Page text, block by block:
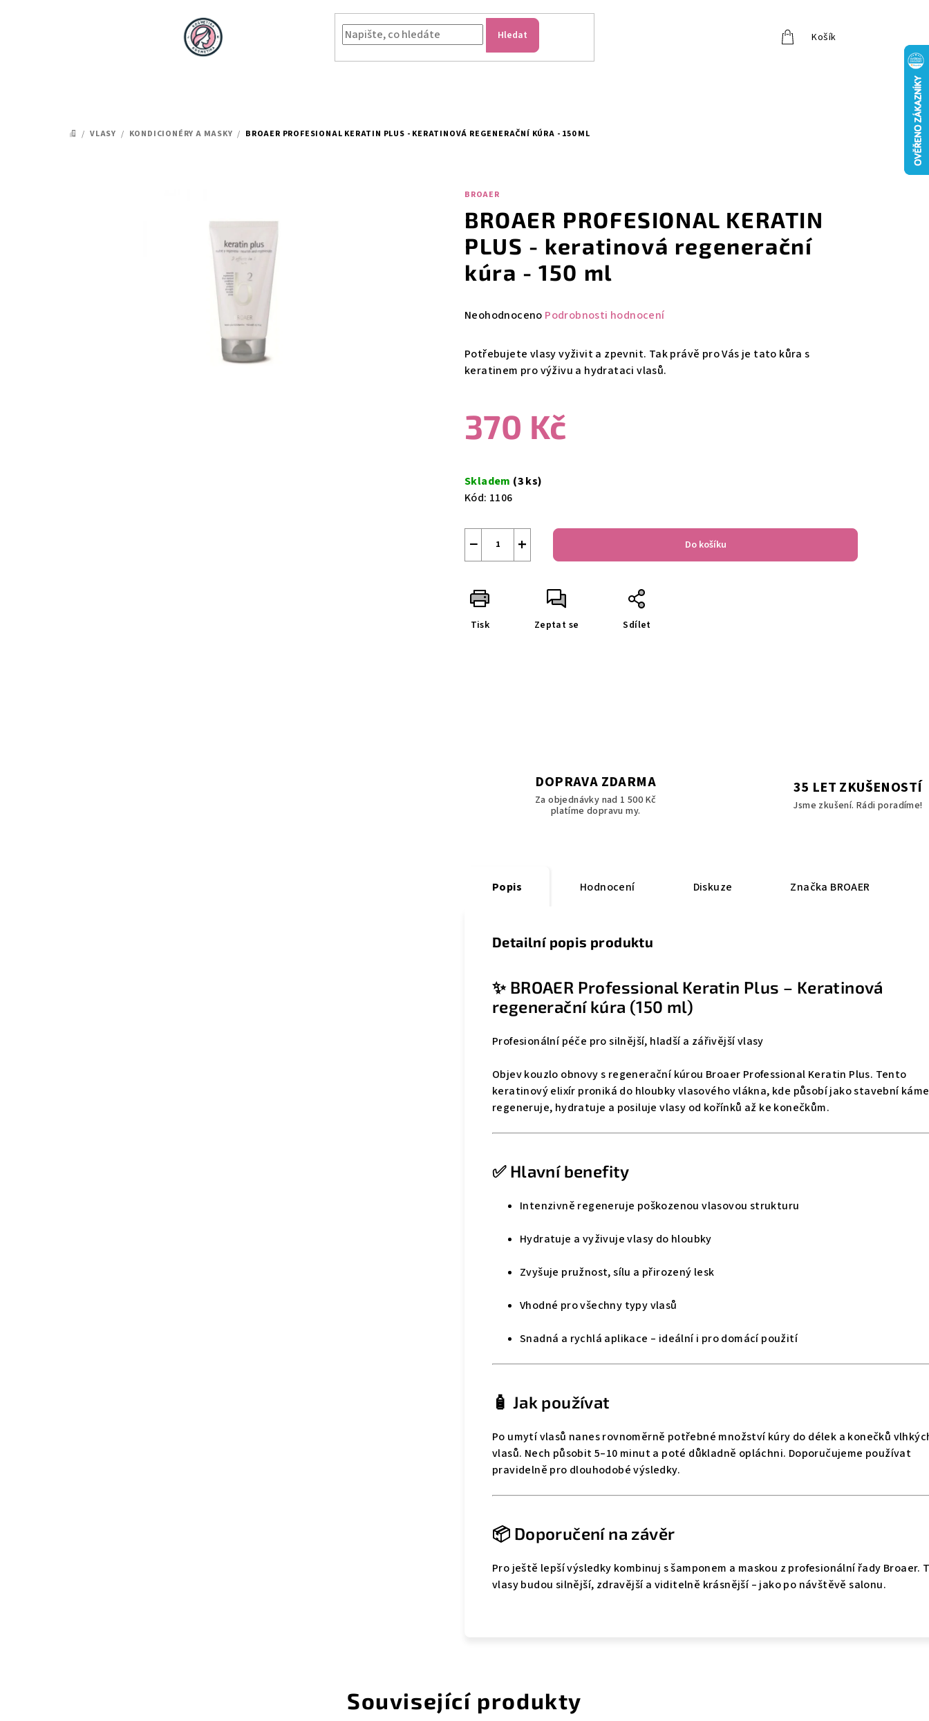
Hledat Košík
DOMŮ
/ VLASY / KONDICIONÉRY A MASKY / BROAER PROFESIONAL KERATIN PLUS - KERATINOVÁ REGENERAČNÍ KÚRA - 150 ML
BROAER
BROAER PROFESIONAL KERATIN
PLUS - keratinová regenerační
kúra - 150 ml
Průměrné
produktu
je
5
hvězdiček.
Neohodnoceno Podrobnosti hodnocení
Potřebujete vlasy vyživit a zpevnit. Tak právě pro Vás je tato kůra s
keratinem pro výživu a hydrataci vlasů.
370 Kč
cena:
Skladem (3 ks)
Kód: 1106
+
− Do košíku
Tisk Zeptat se Sdílet
DOPRAVA ZDARMA
Za objednávky nad 1 500 Kč
platíme dopravu my.
35 LET ZKUŠENOSTÍ
Jsme zkušení. Rádi poradíme!
Popis Hodnocení Diskuze Značka BROAER
Detailní popis produktu
✨ BROAER Professional Keratin Plus – Keratinová
regenerační kúra (150 ml)
Profesionální péče pro silnější, hladší a zářivější vlasy
Objev kouzlo obnovy s regenerační kúrou Broaer Professional Keratin Plus. Tento
keratinový elixír proniká do hloubky vlasového vlákna, kde působí jako stavební
regeneruje, hydratuje a posiluje vlasy od kořínků až ke konečkům.
✅ Hlavní benefity
Intenzivně regeneruje poškozenou vlasovou strukturu
Hydratuje a vyživuje vlasy do hloubky
Zvyšuje pružnost, sílu a přirozený lesk
Vhodné pro všechny typy vlasů
Snadná a rychlá aplikace – ideální i pro domácí použití
🧴 Jak používat
Po umytí vlasů nanes rovnoměrně potřebné množství kúry do délek a konečků
vlasů. Nech působit 5–10 minut a poté důkladně opláchni. Doporučujeme používat
pravidelně pro dlouhodobé výsledky.
📦 Doporučení na závěr
Pro ještě lepší výsledky kombinuj s šamponem a maskou z profesionální řady Broaer.
vlasy budou silnější, zdravější a viditelně krásnější – jako po návštěvě salonu.
Související produkty